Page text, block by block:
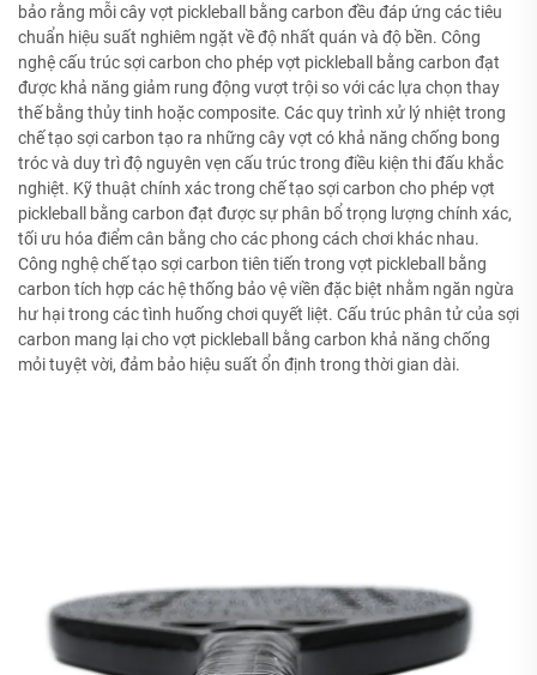
bảo rằng mỗi cây vợt pickleball bằng carbon đều đáp ứng các tiêu
chuẩn hiệu suất nghiêm ngặt về độ nhất quán và độ bền. Công
nghệ cấu trúc sợi carbon cho phép vợt pickleball bằng carbon đạt
được khả năng giảm rung động vượt trội so với các lựa chọn thay
thế bằng thủy tinh hoặc composite. Các quy trình xử lý nhiệt trong
chế tạo sợi carbon tạo ra những cây vợt có khả năng chống bong
tróc và duy trì độ nguyên vẹn cấu trúc trong điều kiện thi đấu khắc
nghiệt. Kỹ thuật chính xác trong chế tạo sợi carbon cho phép vợt
pickleball bằng carbon đạt được sự phân bổ trọng lượng chính xác,
tối ưu hóa điểm cân bằng cho các phong cách chơi khác nhau.
Công nghệ chế tạo sợi carbon tiên tiến trong vợt pickleball bằng
carbon tích hợp các hệ thống bảo vệ viền đặc biệt nhằm ngăn ngừa
hư hại trong các tình huống chơi quyết liệt. Cấu trúc phân tử của sợi
carbon mang lại cho vợt pickleball bằng carbon khả năng chống
mỏi tuyệt vời, đảm bảo hiệu suất ổn định trong thời gian dài.